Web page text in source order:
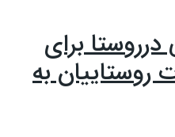
برای
روستاییان به